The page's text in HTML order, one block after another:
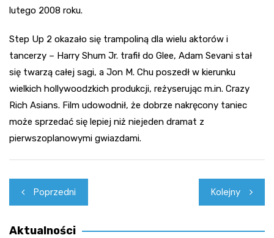
lutego 2008 roku.
Step Up 2 okazało się trampoliną dla wielu aktorów i
tancerzy – Harry Shum Jr. trafił do Glee, Adam Sevani stał
się twarzą całej sagi, a Jon M. Chu poszedł w kierunku
wielkich hollywoodzkich produkcji, reżyserując m.in. Crazy
Rich Asians. Film udowodnił, że dobrze nakręcony taniec
może sprzedać się lepiej niż niejeden dramat z
pierwszoplanowymi gwiazdami.
Nawigacja
wpisu
Poprzedni Kolejny
Aktualności